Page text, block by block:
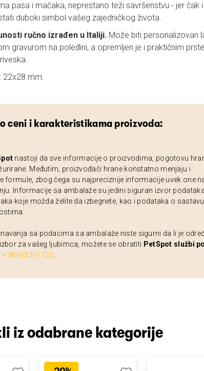
pasa i mačaka, neprestano teži savršenstvu - jer čak
duboki simbol vašeg zajedničkog života.
ručno izrađen u Italiji. Može biti personalizovan
gravurom na poleđini, a opremljen je i praktičnim
22x28 mm.
ceni i karakteristikama proizvoda:
nastoji da sve informacije o proizvodima, pogotovu
Međutim, proizvođači hrane konstatno menjaju i
formule, zbog čega su najpreciznije informacije uvek one
Informacije sa ambalaže su jedini siguran izvor
koje možda želite da izbegnete, kao i podataka o
sa podacima sa ambalaže niste sigurni da li je
za vašeg ljubimca, možete se obratiti PetSpot službi
+38163291722
iz odabrane kategorije